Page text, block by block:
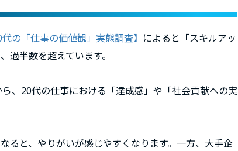
の「仕事の価値観」実態調査】 によると「スキルアッ
過半数を超えています。
ら、20代の仕事における「達成感」や「社会貢献への実
ると、やりがいが感じやすくなります。一方、大手企